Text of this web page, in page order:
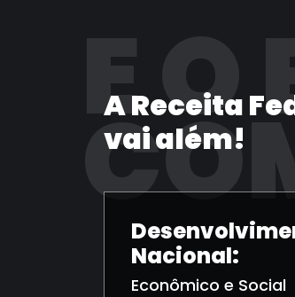
E O
A Receita
vai além!
Nacional:
Econômico e Social